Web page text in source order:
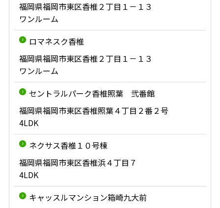
福岡県福岡市東区香椎２丁目１－１３
ワンルーム
ロマネスク香椎
福岡県福岡市東区香椎２丁目１－１３
ワンルーム
セントラルパーク香椎照葉 弐番館
福岡県福岡市東区香椎照葉４丁目２番２号
4LDK
ネクサス香椎１０号棟
福岡県福岡市東区香椎浜４丁目７
4LDK
キャッスルマンション箱崎九大前